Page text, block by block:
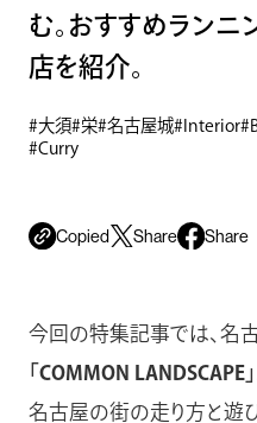
む。おすすめラン
店を紹介。
#大須#栄#名古屋城#Interior
#Curry
Copied Share Share
今回の特集記事では、名
「COMMON LANDSCAPE」
名古屋の街の走り方と遊